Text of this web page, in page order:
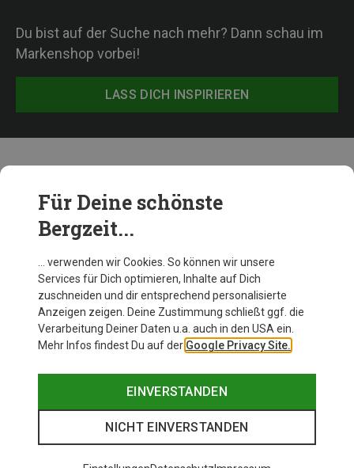
Du bist auf der Suche nach mehr? Dann schau im
Markenshop vorbei!
LASS DICH INSPIRIEREN
Für Deine schönste
Bergzeit...
… verwenden wir Cookies. So können wir unsere
Services für Dich optimieren, Inhalte auf Dich
zuschneiden und dir entsprechend personalisierte
Anzeigen zeigen. Deine Zustimmung schließt ggf. die
Verarbeitung Deiner Daten u.a. auch in den USA ein.
Mehr Infos findest Du auf der Google Privacy Site.
EINVERSTANDEN
NICHT EINVERSTANDEN